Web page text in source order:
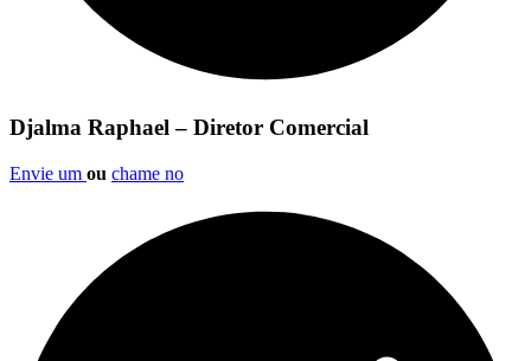
Djalma Raphael – Diretor Comercial
Envie um ou chame no